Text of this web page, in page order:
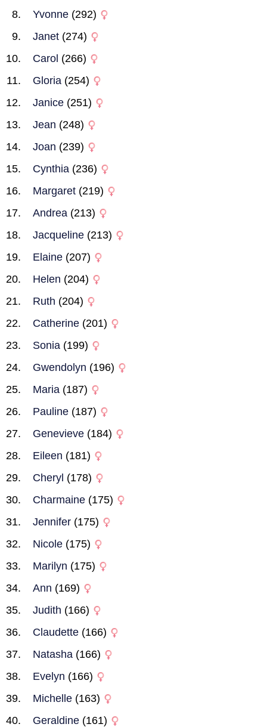
Yvonne (292)
Janet (274)
Carol (266)
Gloria (254)
Janice (251)
Jean (248)
Joan (239)
Cynthia (236)
Margaret (219)
Andrea (213)
Jacqueline (213)
Elaine (207)
Helen (204)
Ruth (204)
Catherine (201)
Sonia (199)
Gwendolyn (196)
Maria (187)
Pauline (187)
Genevieve (184)
Eileen (181)
Cheryl (178)
Charmaine (175)
Jennifer (175)
Nicole (175)
Marilyn (175)
Ann (169)
Judith (166)
Claudette (166)
Natasha (166)
Evelyn (166)
Michelle (163)
Geraldine (161)